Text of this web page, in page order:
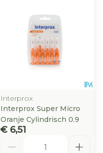
Interprox
Interprox Super Micro
Oranje Cylindrisch 0.9
€ 6,51